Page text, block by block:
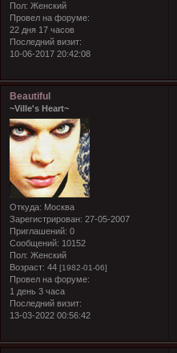
Пол: Женский
Провел на форуме:
22 дня 17 часов
Последний визит:
10-06-2017 20:42:08
Beautiful
~Ville's Heart~
Откуда: Москва
Зарегистрирован: 27-05-2007
Приглашений: 0
Сообщений: 10152
Пол: Женский
Возраст: 44 [1982-01-06]
Провел на форуме:
1 день 3 часа
Последний визит:
13-03-2022 00:56:42